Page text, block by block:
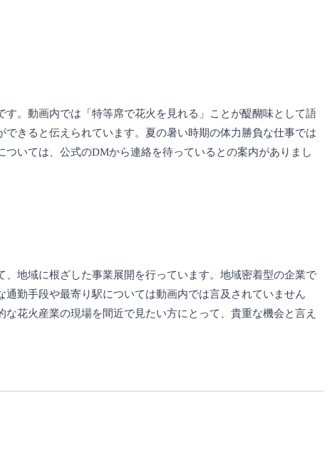
。動画内では「特等席で花火を見れる」ことが醍醐味として語
きると伝えられています。夏の暑い時期の体力勝負な仕事では
いては、公式のDMから連絡を待っているとの案内がありまし
地域に根ざした事業展開を行っています。地域密着型の企業で
勤手段や最寄り駅については動画内では言及されていません
花火産業の現場を間近で見たい方にとって、貴重な機会と言え